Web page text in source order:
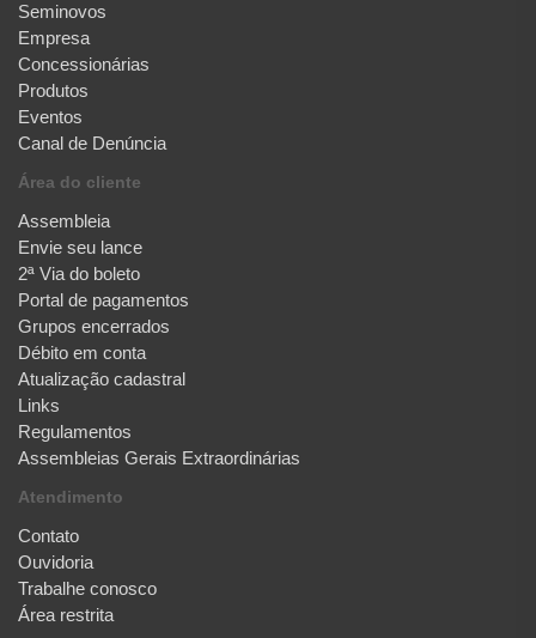
Seminovos
Empresa
Concessionárias
Produtos
Eventos
Canal de Denúncia
Área do cliente
Assembleia
Envie seu lance
2ª Via do boleto
Portal de pagamentos
Grupos encerrados
Débito em conta
Atualização cadastral
Links
Regulamentos
Assembleias Gerais Extraordinárias
Atendimento
Contato
Ouvidoria
Trabalhe conosco
Área restrita